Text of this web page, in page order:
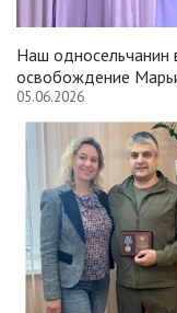
Наш односельчанин
освобождение
05.06.2026